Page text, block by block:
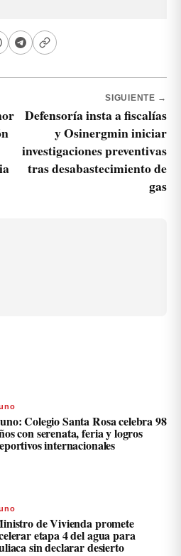
SIGUIENTE →
Defensoría insta a fiscalías
y Osinergmin iniciar
investigaciones preventivas
tras desabastecimiento de
gas
Colegio Santa Rosa celebra 98
con serenata, feria y logros
internacionales
de Vivienda promete
etapa 4 del agua para
sin declarar desierto